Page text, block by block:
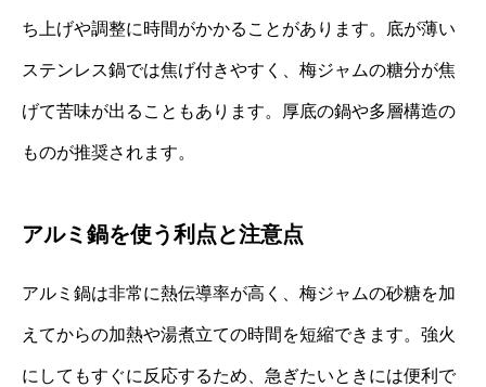
ち上げや調整に時間がかかることがあります。底が薄い
ステンレス鍋では焦げ付きやすく、梅ジャムの糖分が焦
げて苦味が出ることもあります。厚底の鍋や多層構造の
ものが推奨されます。
アルミ鍋を使う利点と注意点
アルミ鍋は非常に熱伝導率が高く、梅ジャムの砂糖を加
えてからの加熱や湯煮立ての時間を短縮できます。強火
にしてもすぐに反応するため、急ぎたいときには便利で